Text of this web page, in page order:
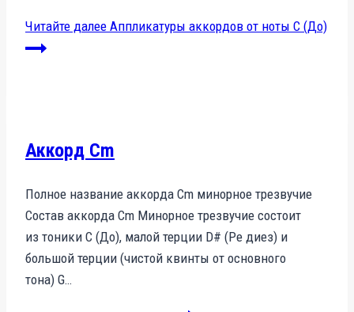
Читайте далее Аппликатуры аккордов от ноты C (До)
Аккорд Cm
Полное название аккорда Cm минорное трезвучие
Состав аккорда Cm Минорное трезвучие состоит
из тоники C (До), малой терции D# (Ре диез) и
большой терции (чистой квинты от основного
тона) G…